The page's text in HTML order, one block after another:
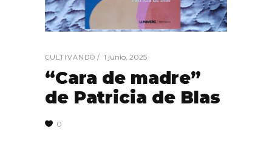
CULTIVANDO 1 junio, 2025
“Cara de madre”
de Patricia de Blas
0